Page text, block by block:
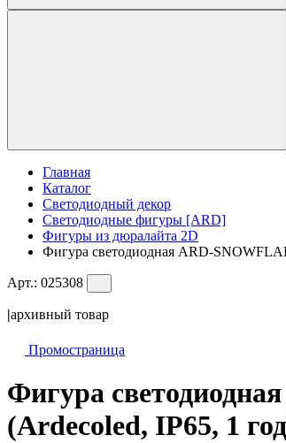
Главная
Каталог
Светодиодный декор
Светодиодные фигуры [ARD]
Фигуры из дюралайта 2D
Фигура cветодиодная ARD-
Арт.: 025308
|архивный товар
Промостраница
Фигура
(Ardecoled, IP65, 1